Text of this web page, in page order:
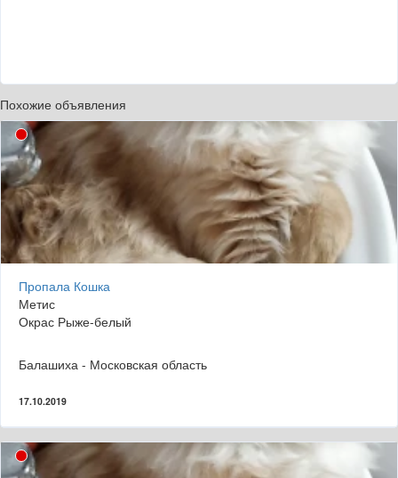
Похожие объявления
Пропала Кошка
Метис
Окрас Рыже-белый
Балашиха - Московская область
17.10.2019